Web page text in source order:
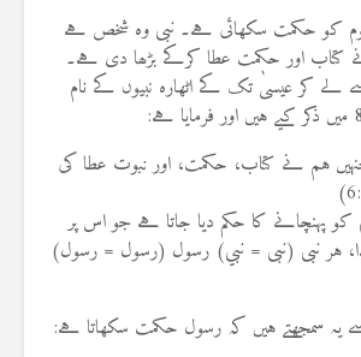
قوم کو حکمت سکھائی ہے۔ نبی وہ شخص ہے
کتاب اور حکمت عطا کرکے بڑھا دی ہے۔
لے کر عیسیٰ تک کے اٹھارہ نبیوں کے نام
ہم نے کتاب، حکمت، اور نبوت عطا کی
کو پہنچانے کا حکم دیا جاتا ہے جو اس پر
ہر نبی (نبی = نبي) رسول (رسول = رسول)
یہ سمجھتے ہیں کہ رسول حکمت سکھاتا ہے: